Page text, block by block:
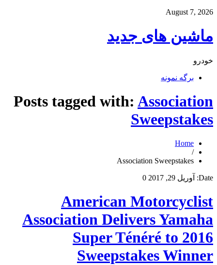
August 7, 2026
ماشین های جدید
خودرو
برگه نمونه
Posts tagged with: Association
Sweepstakes
Home
/
Association Sweepstakes
Date: آوریل 29, 2017 0
American Motorcyclist
Association Delivers Yamaha
Super Ténéré to 2016
Sweepstakes Winner